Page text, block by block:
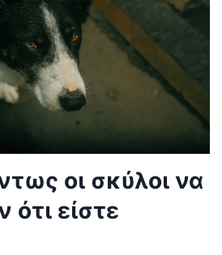
οι σκύλοι να
ότι είστε